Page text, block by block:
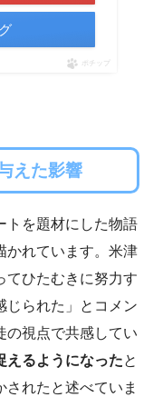
ポチップ
えた影響
トを題材にした物語
かれています。米津
てひたむきに努力す
じられた」とコメン
の視点で共感してい
えるようになったと
れたと述べていま